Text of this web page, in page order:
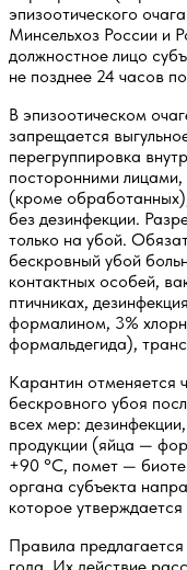
эпизоотического
Минсельхоз России и
должностное лицо
не позднее 24 часов
В эпизоотическом
запрещается
перегруппировка
посторонними
(кроме
без дезинфекции.
только на убой.
бескровный убой
контактных особей,
птичниках,
формалином, 3%
формальдегида),
Карантин отменяется
бескровного убоя
всех мер:
продукции (яйца —
+90 °C, помет —
органа субъекта
которое
Правила